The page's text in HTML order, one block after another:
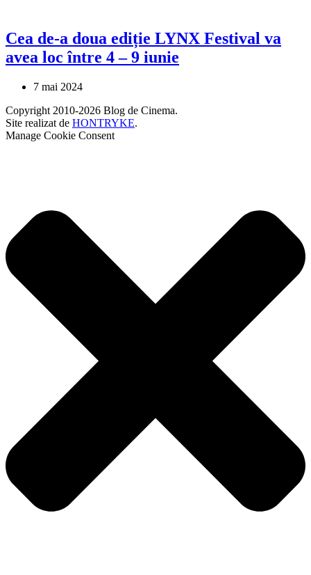
Cea de-a doua ediție LYNX Festival va
avea loc între 4 – 9 iunie
7 mai 2024
Copyright 2010-2026 Blog de Cinema.
Site realizat de HONTRYKE.
Manage Cookie Consent